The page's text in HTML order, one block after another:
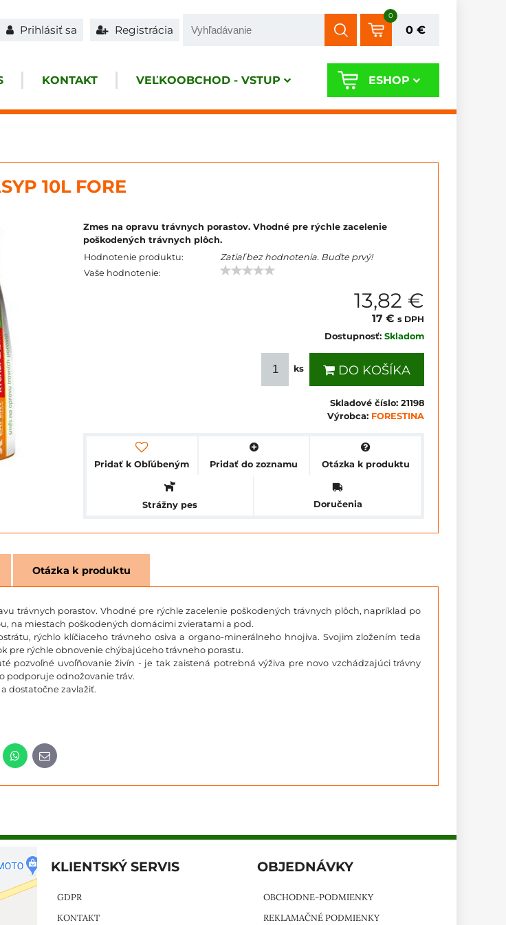
Prihlásiť sa Registrácia
0
0 €
KONTAKT VEĽKOOBCHOD - VSTUP ESHOP
10L FORE
Zmes na opravu trávnych porastov. Vhodné pre rýchle zacelenie
poškodených trávnych plôch.
Hodnotenie produktu:
Zatiaľ bez hodnotenia. Buďte prvý!
Vaše hodnotenie:
13,82 €
17 € s DPH
Dostupnosť: Skladom
ks DO KOŠÍKA
Skladové číslo: 21198
Výrobca: FORESTINA
Pridať k Obľúbeným Pridať do zoznamu Otázka k produktu
Strážny pes Doručenia
Otázka k produktu
trávnych porastov. Vhodné pre rýchle zacelenie poškodených trávnych plôch, napríklad po
na miestach poškodených domácimi zvieratami a pod.
rýchlo klíčiaceho trávneho osiva a organo-minerálneho hnojiva. Svojim zložením teda
pre rýchle obnovenie chýbajúceho trávneho porastu.
pozvoľné uvoľňovanie živín - je tak zaistená potrebná výživa pre novo vzchádzajúci trávny
podporuje odnožovanie tráv.
dostatočne zavlažiť.
WhatsApp
E-
mail
KLIENTSKÝ SERVIS
GDPR
KONTAKT
OBJEDNÁVKY
OBCHODNE-PODMIENKY
REKLAMAČNÉ PODMIENKY